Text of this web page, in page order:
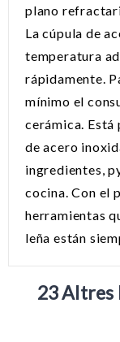
plano
La cúpula de
temperatura
rápidamente.
mínimo el
cerámica.
de acero
ingredientes,
cocina. Con el
herramientas
leña están
23 Altres